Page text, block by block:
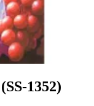
1352)